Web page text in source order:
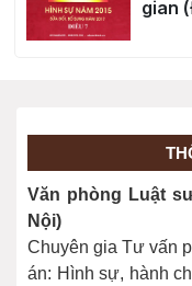
gian
Phân
Văn phòng Luật
Nội)
Chuyên gia Tư vấn
án: Hình sự, hành